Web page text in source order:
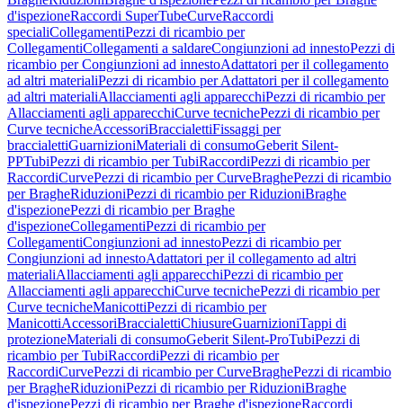
d'ispezioneRaccordi SuperTubeCurveRaccordi
specialiCollegamentiPezzi di ricambio per
CollegamentiCollegamenti a saldareCongiunzioni ad innestoPezzi di
ricambio per Congiunzioni ad innestoAdattatori per il collegamento
ad altri materialiPezzi di ricambio per Adattatori per il collegamento
ad altri materialiAllacciamenti agli apparecchiPezzi di ricambio per
Allacciamenti agli apparecchiCurve tecnichePezzi di ricambio per
Curve tecnicheAccessoriBraccialettiFissaggi per
braccialettiGuarnizioniMateriali di consumoGeberit Silent-
PPTubiPezzi di ricambio per TubiRaccordiPezzi di ricambio per
RaccordiCurvePezzi di ricambio per CurveBraghePezzi di ricambio
per BragheRiduzioniPezzi di ricambio per RiduzioniBraghe
d'ispezionePezzi di ricambio per Braghe
d'ispezioneCollegamentiPezzi di ricambio per
CollegamentiCongiunzioni ad innestoPezzi di ricambio per
Congiunzioni ad innestoAdattatori per il collegamento ad altri
materialiAllacciamenti agli apparecchiPezzi di ricambio per
Allacciamenti agli apparecchiCurve tecnichePezzi di ricambio per
Curve tecnicheManicottiPezzi di ricambio per
ManicottiAccessoriBraccialettiChiusureGuarnizioniTappi di
protezioneMateriali di consumoGeberit Silent-ProTubiPezzi di
ricambio per TubiRaccordiPezzi di ricambio per
RaccordiCurvePezzi di ricambio per CurveBraghePezzi di ricambio
per BragheRiduzioniPezzi di ricambio per RiduzioniBraghe
d'ispezionePezzi di ricambio per Braghe d'ispezioneRaccordi